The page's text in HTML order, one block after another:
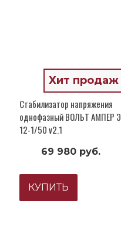
Хит продаж
Стабилизатор напряжения
однофазный ВОЛЬТ АМПЕР Э
12-1/50 v2.1
69 980 руб.
КУПИТЬ